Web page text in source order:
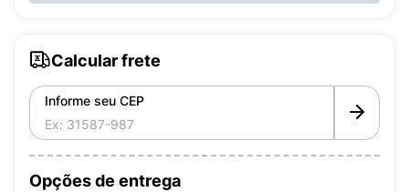
Calcular frete
Informe seu CEP
Opções de entrega